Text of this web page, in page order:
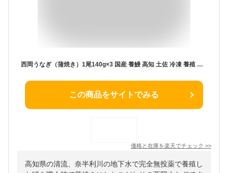
西岡うなぎ（蒲焼き）1尾140g×3 国産 養鰻 高知 土佐 冷凍 養殖 タレ&山椒付き ギフト プレゼント 化粧箱 自宅用 お中元 お歳暮 母の日 父の日 敬老の日 土用 丑の日 うな丼 うな重 ひつまぶし 長焼き 田野町 奈半利川 ブランド鰻
この商品をサイトでみる
価格と在庫を楽天でチェック >>
高知県の清流、奈半利川の地下水で完全無投薬で養殖し